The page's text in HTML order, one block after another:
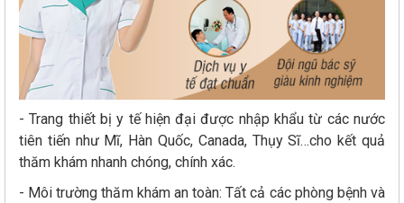
- Trang thiết bị y tế hiện đại được nhập khẩu từ các nước
tiên tiến như Mĩ, Hàn Quốc, Canada, Thụy Sĩ…cho kết quả
thăm khám nhanh chóng, chính xác.
- Môi trường thăm khám an toàn: Tất cả các phòng bệnh và